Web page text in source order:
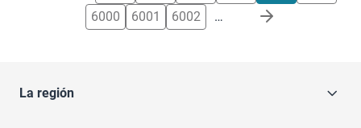
6000
6001 6002 …
La región